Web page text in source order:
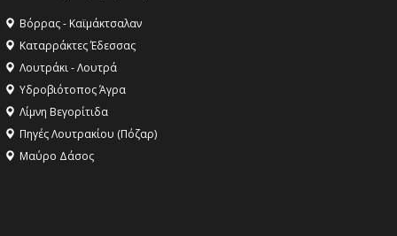
Βόρρας - Καϊμάκτσαλαν
Καταρράκτες Έδεσσας
Λουτράκι - Λουτρά
Υδροβιότοπος Άγρα
Λίμνη Βεγορίτιδα
Πηγές Λουτρακίου (Πόζαρ)
Μαύρο Δάσος